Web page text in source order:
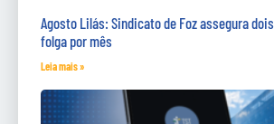
Agosto Lilás: Sindicato de Foz assegura
folga por mês
Leia mais »